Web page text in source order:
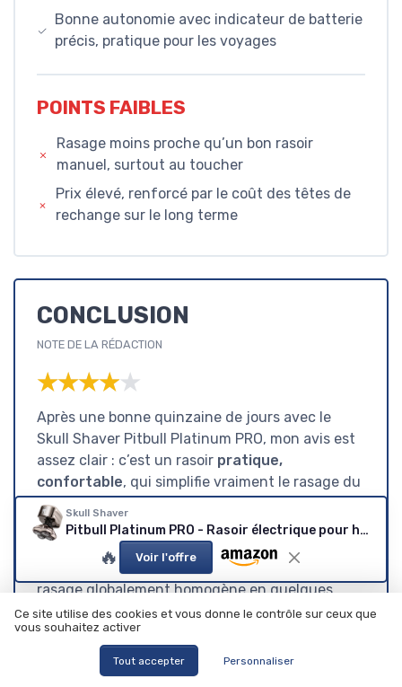
Bonne autonomie avec indicateur de batterie
précis, pratique pour les voyages
POINTS FAIBLES
Rasage moins proche qu’un bon rasoir
manuel, surtout au toucher
Prix élevé, renforcé par le coût des têtes de
rechange sur le long terme
CONCLUSION
NOTE DE LA RÉDACTION
★★★★★
★★★★★
Après une bonne quinzaine de jours avec le
Skull Shaver Pitbull Platinum PRO, mon avis est
assez clair : c’est un rasoir pratique,
confortable, qui simplifie vraiment le rasage du
crâne au quotidien, mais qui est vendu à un
tarif un peu ambitieux. Le gros point fort, c’est
la prise en main et le confort sur la tête :
presque aucune coupure, peu d’irritations, et un
rasage globalement homogène en quelques
minutes. Pour quelqu’un qui se rase la tête très
souvent, c’est appréciable, on gagne du temps
et on se prend moins la tête (sans jeu de mots).
Skull Shaver
Pitbull Platinum PRO - Rasoir électrique pour homme
🔥 Voir l'offre
Ce site utilise des cookies et vous donne le contrôle sur ceux que
vous souhaitez activer
Tout accepter Personnaliser